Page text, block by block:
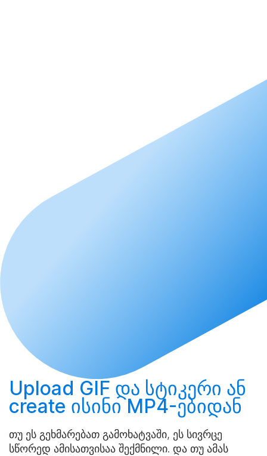
Upload GIF და სტიკერი ან
create ისინი MP4-ებიდან
თუ ეს გეხმარებათ გამოხატვაში, ეს სივრცე
სწორედ ამისათვისაა შექმნილი. და თუ ამას